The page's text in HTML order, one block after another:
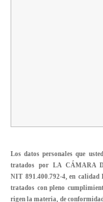
Los datos personales que
tratados por LA CÁMARA
NIT 891.400.792-4,en calidad
tratados con pleno
rigen la materia, de